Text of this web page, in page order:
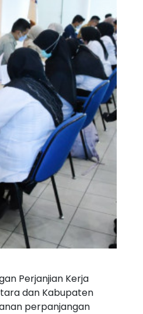
Perjanjian Kerja
dan Kabupaten
perpanjangan